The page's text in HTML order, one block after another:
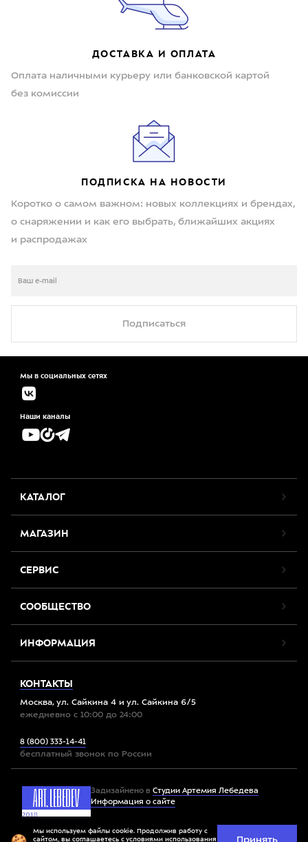
ДОСТАВКА И ОПЛАТА
Оплата наличными курьеру или банковской картой
без комиссии
ПОДПИСКА НА НОВОСТИ
Коротко о самом важном: новых коллекциях и брендах,
о снаряжении и как его выбрать, ближайших акциях
и распродажах
Подписаться
Мы в социальных сетях
Наши каналы
КАТАЛОГ
МАГАЗИН
СЕРВИС
СООБЩЕСТВО
ИНФОРМАЦИЯ
КОНТАКТЫ
Москва, ул. Сайкина 4 и ул. Сайкина 6/5
ежедневно с 10:00 до 24:00
8 (800) 333-14-41
бесплатный звонок по России
Задизайнено в Студии Артемия Лебедева
Информация о сайте
Все права защищены. 2012-2026 © Спорт-Марафон
Мы используем файлы cookie. Продолжив работу с
сайтом, вы соглашаетесь с условиями использования Принять